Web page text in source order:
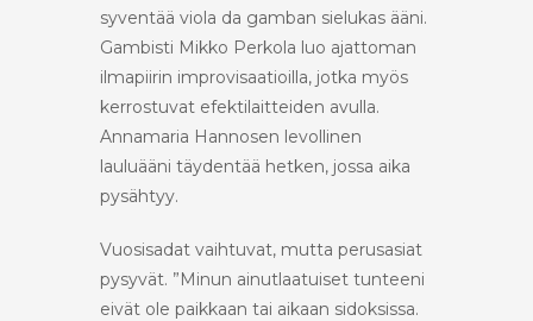
syventää viola da gamban sielukas ääni.
Gambisti Mikko Perkola luo ajattoman
ilmapiirin improvisaatioilla, jotka myös
kerrostuvat efektilaitteiden avulla.
Annamaria Hannosen levollinen
lauluääni täydentää hetken, jossa aika
pysähtyy.
Vuosisadat vaihtuvat, mutta perusasiat
pysyvät. ”Minun ainutlaatuiset tunteeni
eivät ole paikkaan tai aikaan sidoksissa.